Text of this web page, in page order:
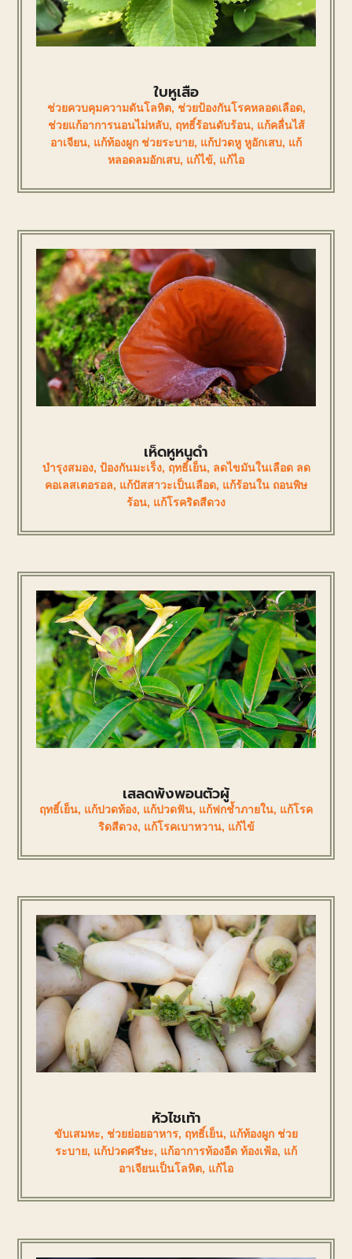
ใบหูเสือ
ช่วยควบคุมความดันโลหิต, ช่วยป้องกันโรคหลอดเลือด,
ช่วยแก้อาการนอนไม่หลับ, ฤทธิ์ร้อนดับร้อน, แก้คลื่นไส้
อาเจียน, แก้ท้องผูก ช่วยระบาย, แก้ปวดหู หูอักเสบ, แก้
หลอดลมอักเสบ, แก้ไข้, แก้ไอ
เห็ดหูหนูดำ
บำรุงสมอง, ป้องกันมะเร็ง, ฤทธิ์เย็น, ลดไขมันในเลือด ลด
คอเลสเตอรอล, แก้ปัสสาวะเป็นเลือด, แก้ร้อนใน ถอนพิษ
ร้อน, แก้โรคริดสีดวง
เสลดพังพอนตัวผู้
ฤทธิ์เย็น, แก้ปวดท้อง, แก้ปวดฟัน, แก้ฟกช้ำภายใน, แก้โรค
ริดสีดวง, แก้โรคเบาหวาน, แก้ไข้
หัวไชเท้า
ขับเสมหะ, ช่วยย่อยอาหาร, ฤทธิ์เย็น, แก้ท้องผูก ช่วย
ระบาย, แก้ปวดศรีษะ, แก้อาการท้องอืด ท้องเฟ้อ, แก้
อาเจียนเป็นโลหิต, แก้ไอ